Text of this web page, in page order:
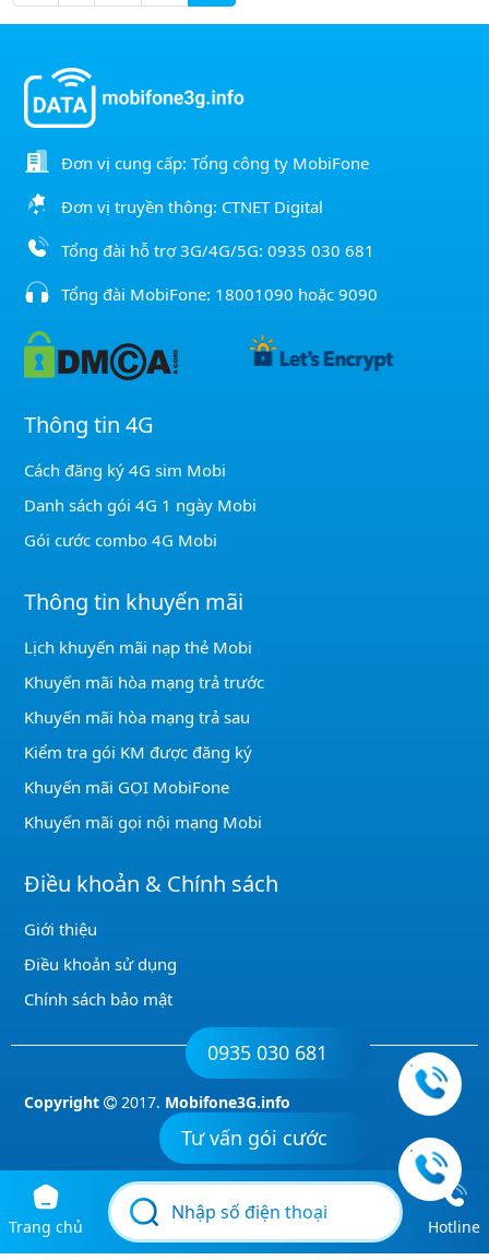
Đơn vị cung cấp: Tổng công ty MobiFone
Đơn vị truyền thông: CTNET Digital
Tổng đài hỗ trợ 3G/4G/5G: 0935 030 681
Tổng đài MobiFone: 18001090 hoặc 9090
Thông tin 4G
Cách đăng ký 4G sim Mobi
Danh sách gói 4G 1 ngày Mobi
Gói cước combo 4G Mobi
Thông tin khuyến mãi
Lịch khuyến mãi nạp thẻ Mobi
Khuyến mãi hòa mạng trả trước
Khuyến mãi hòa mạng trả sau
Kiểm tra gói KM được đăng ký
Khuyến mãi GỌI MobiFone
Khuyến mãi gọi nội mạng Mobi
Điều khoản & Chính sách
Giới thiệu
Điều khoản sử dụng
Chính sách bảo mật
Copyright 2017. Mobifone3G.info
0935 030 681
Tư vấn gói cước
Trang chủ Hotline